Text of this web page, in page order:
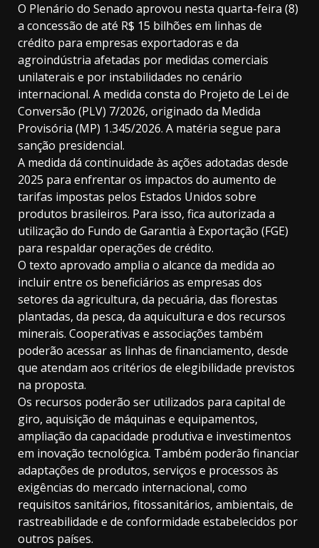
O Plenário do Senado aprovou nesta quarta-feira (8)
a concessão de até R$ 15 bilhões em linhas de
crédito para empresas exportadoras e da
agroindústria afetadas por medidas comerciais
unilaterais e por instabilidades no cenário
internacional. A medida consta do Projeto de Lei de
Conversão (PLV) 7/2026, originado da Medida
Provisória (MP) 1.345/2026. A matéria segue para
sanção presidencial.
A medida dá continuidade às ações adotadas desde
2025 para enfrentar os impactos do aumento de
tarifas impostas pelos Estados Unidos sobre
produtos brasileiros. Para isso, fica autorizada a
utilização do Fundo de Garantia à Exportação (FGE)
para respaldar operações de crédito.
O texto aprovado amplia o alcance da medida ao
incluir entre os beneficiários as empresas dos
setores da agricultura, da pecuária, das florestas
plantadas, da pesca, da aquicultura e dos recursos
minerais. Cooperativas e associações também
poderão acessar as linhas de financiamento, desde
que atendam aos critérios de elegibilidade previstos
na proposta.
Os recursos poderão ser utilizados para capital de
giro, aquisição de máquinas e equipamentos,
ampliação da capacidade produtiva e investimentos
em inovação tecnológica. Também poderão financiar
adaptações de produtos, serviços e processos às
exigências do mercado internacional, como
requisitos sanitários, fitossanitários, ambientais, de
rastreabilidade e de conformidade estabelecidos por
outros países.